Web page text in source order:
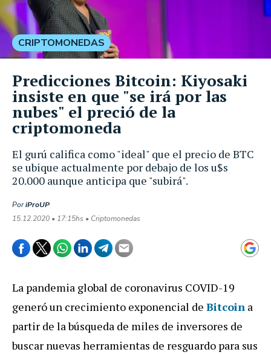
El gurú califica como "ideal" que el precio de BTC
se ubique actualmente por debajo de los u$s
20.000 aunque anticipa que "subirá".
PoriProUP
15.12.2020 • 17:15hs • Criptomonedas
CRIPTOMONEDAS
Predicciones Bitcoin: Kiyosaki
insiste en que "se irá por las
nubes" el preció de la
criptomoneda
La pandemia global de coronavirus COVID-19
generó un crecimiento exponencial de Bitcoin a
partir de la búsqueda de miles de inversores de
buscar nuevas herramientas de resguardo para sus